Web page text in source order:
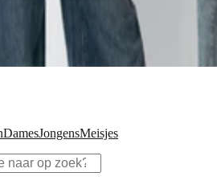
DamesJongensMeisjes